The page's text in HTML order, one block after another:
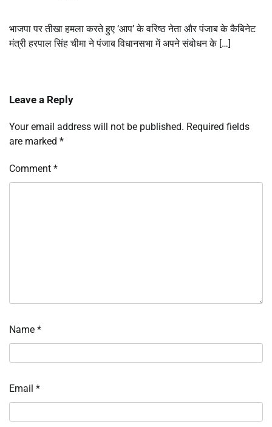
भाजपा पर तीखा हमला करते हुए ‘आप’ के वरिष्ठ नेता और पंजाब के कैबिनेट
मंत्री हरपाल सिंह चीमा ने पंजाब विधानसभा में अपने संबोधन के […]
Leave a Reply
Your email address will not be published. Required fields
are marked *
Comment *
Name *
Email *